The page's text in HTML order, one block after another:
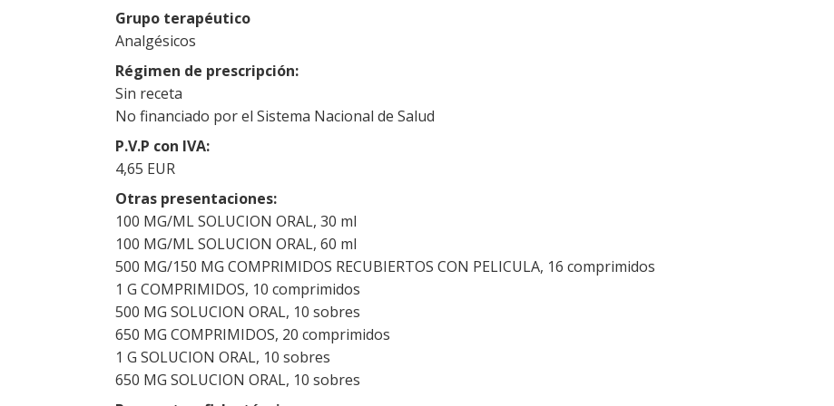
Grupo terapéutico
Analgésicos
Régimen de prescripción
Sin receta
No financiado por el Sistema Nacional de Salud
P.V.P con IVA
4,65 EUR
Otras presentaciones
100 MG/ML SOLUCION ORAL, 30 ml
100 MG/ML SOLUCION ORAL, 60 ml
500 MG/150 MG COMPRIMIDOS RECUBIERTOS CON PELICULA, 16 comprimidos
1 G COMPRIMIDOS, 10 comprimidos
500 MG SOLUCION ORAL, 10 sobres
650 MG COMPRIMIDOS, 20 comprimidos
1 G SOLUCION ORAL, 10 sobres
650 MG SOLUCION ORAL, 10 sobres